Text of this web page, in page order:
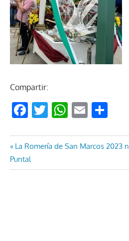
Compartir:
Facebook
TwitterEmail
Navegación
de
Entrada
anterior:
La Romería de San Marcos
Puntal